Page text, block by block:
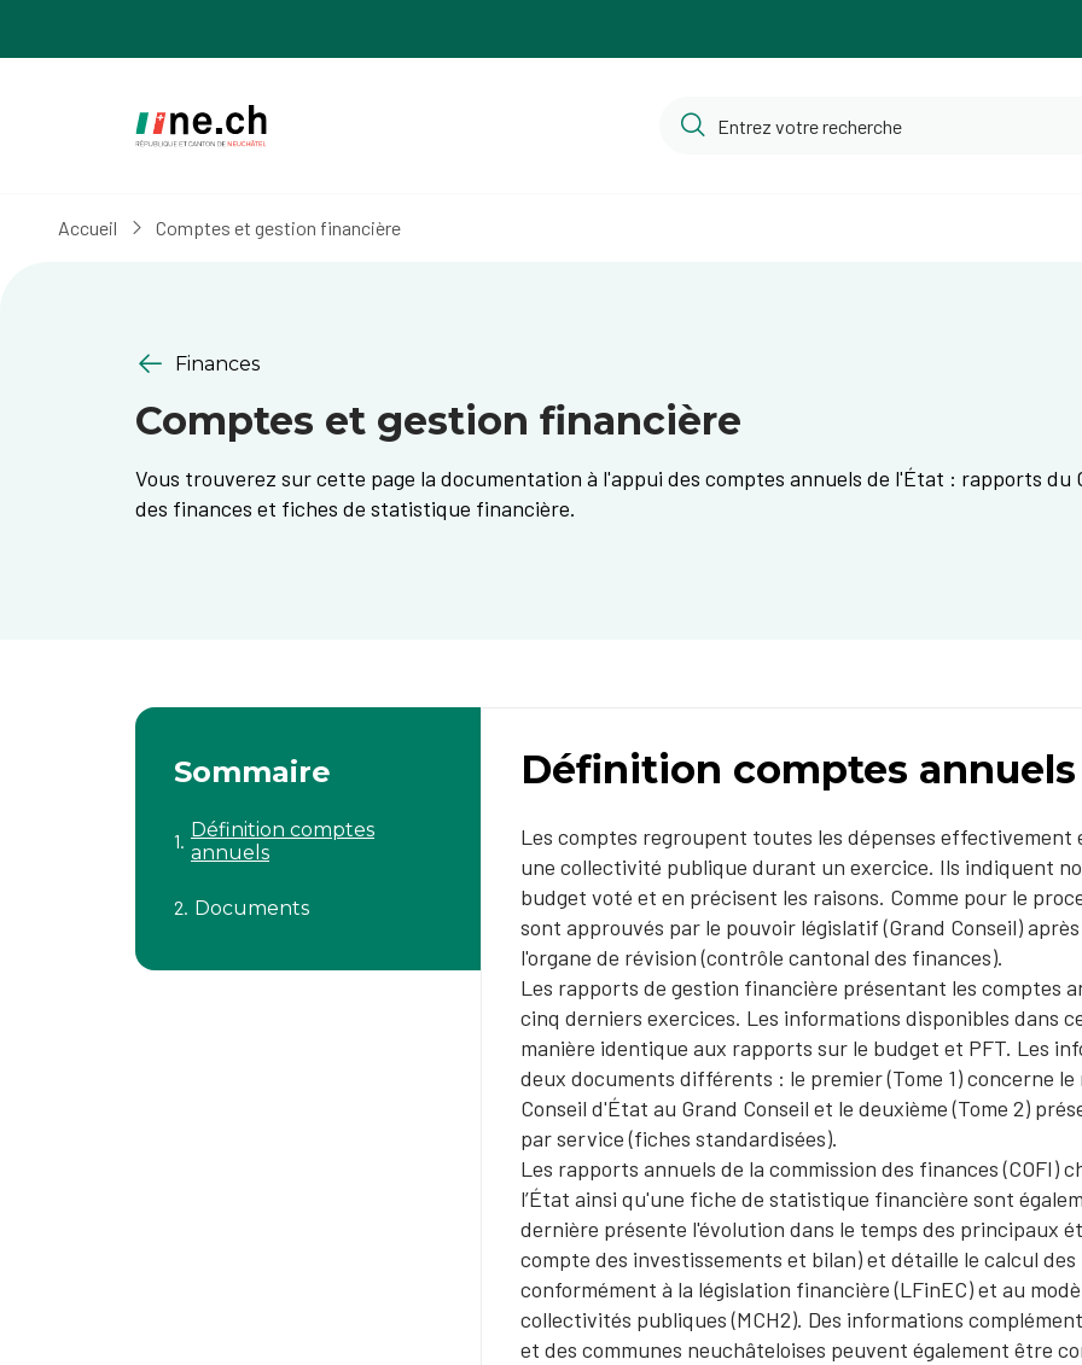
Accueil Comptes et gestion financière
Finances
Comptes et gestion financière
Vous trouverez sur cette page la documentation à l'appui des comptes annuels de l'État : rapports du
des finances et fiches de statistique financière.
Sommaire
Définition comptes
annuels
Documents
Définition comptes annuels
Les comptes regroupent toutes les dépenses effectivement
une collectivité publique durant un exercice. Ils indiquent
budget voté et en précisent les raisons. Comme pour le
sont approuvés par le pouvoir législatif (Grand Conseil)
l'organe de révision (contrôle cantonal des finances).
Les rapports de gestion financière présentant les comptes
cinq derniers exercices. Les informations disponibles dans
manière identique aux rapports sur le budget et PFT. Les
deux documents différents : le premier (Tome 1) concerne
Conseil d'État au Grand Conseil et le deuxième (Tome 2)
par service (fiches standardisées).
Les rapports annuels de la commission des finances (COFI)
l’État ainsi qu'une fiche de statistique financière sont
dernière présente l'évolution dans le temps des principaux
compte des investissements et bilan) et détaille le calcul
conformément à la législation financière (LFinEC) et au
collectivités publiques (MCH2). Des informations
et des communes neuchâteloises peuvent également être